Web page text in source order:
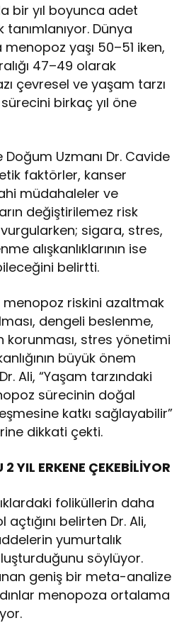
bir yıl boyunca adet
Dünya
yaşı 50–51 iken,
47–49 olarak
çevresel ve yaşam tarzı
birkaç yıl öne
Doğum Uzmanı Dr. Cavide
faktörler, kanser
müdahaleler ve
değiştirilemez risk
sigara, stres,
alışkanlıklarının ise
belirtti.
menopoz riskini azaltmak
dengeli beslenme,
korunması, stres yönetimi
büyük önem
Ali, “Yaşam tarzındaki
sürecinin doğal
katkı sağlayabilir”
dikkati çekti.
YIL ERKENE ÇEKEBİLİYOR
foliküllerin daha
açtığını belirten Dr. Ali,
yumurtalık
söylüyor.
geniş bir meta-analize
menopoza ortalama